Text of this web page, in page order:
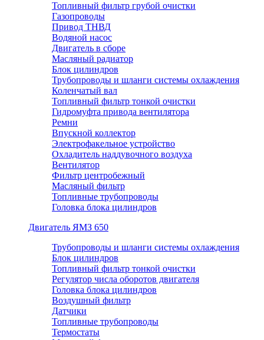
Топливный фильтр грубой очистки
Газопроводы
Привод ТНВД
Водяной насос
Двигатель в сборе
Масляный радиатор
Блок цилиндров
Трубопроводы и шланги системы охлаждения
Коленчатый вал
Топливный фильтр тонкой очистки
Гидромуфта привода вентилятора
Ремни
Впускной коллектор
Электрофакельное устройство
Охладитель наддувочного воздуха
Вентилятор
Фильтр центробежный
Масляный фильтр
Топливные трубопроводы
Головка блока цилиндров
Двигатель ЯМЗ 650
Трубопроводы и шланги системы охлаждения
Блок цилиндров
Топливный фильтр тонкой очистки
Регулятор числа оборотов двигателя
Головка блока цилиндров
Воздушный фильтр
Датчики
Топливные трубопроводы
Термостаты